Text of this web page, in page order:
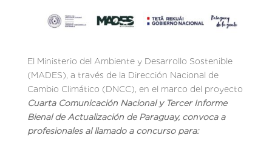
El Ministerio del Ambiente y Desarrollo Sostenible
(MADES), a través de la Dirección Nacional de
Cambio Climático (DNCC), en el marco del proyecto
Cuarta Comunicación Nacional y Tercer Informe
Bienal de Actualización de Paraguay, convoca a
profesionales al llamado a concurso para: